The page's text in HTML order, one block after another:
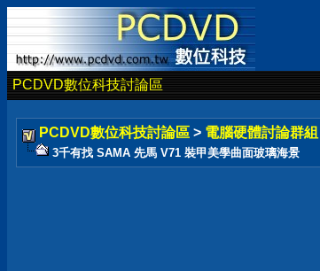
PCDVD數位科技討論區
PCDVD數位科技討論區 > 電腦硬體討論群組
3千有找 SAMA 先馬 V71 裝甲美學曲面玻璃海景